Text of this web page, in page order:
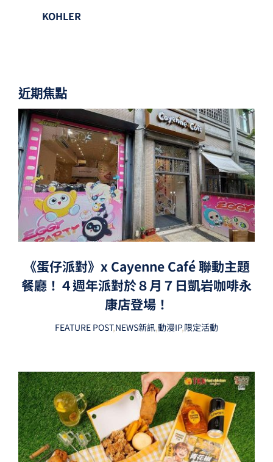
KOHLER
近期焦點
《蛋仔派對》x Cayenne Café 聯動主題
餐廳！４週年派對於８月７日凱岩咖啡永
康店登場！
FEATURE POST,NEWS新訊,動漫IP,限定活動